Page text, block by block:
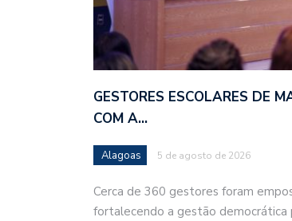
GESTORES ESCOLARES DE
COM A…
Alagoas 5 de agosto de 2026
Cerca de 360 gestores foram
fortalecendo a gestão democrática